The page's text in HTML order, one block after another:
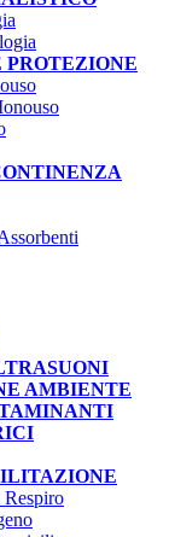
PROTEZIONE
AMBIENTE
Respiro